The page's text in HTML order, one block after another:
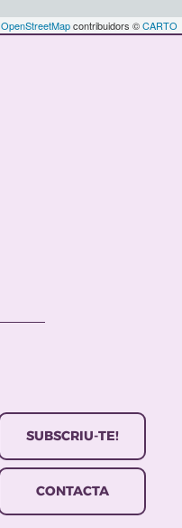
OpenStreetMapcontribuidors ©CARTO
SUBSCRIU-TE!
CONTACTA